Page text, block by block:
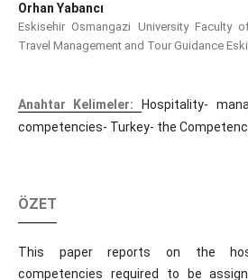
Orhan Yabancı
Eskisehir Osmangazi University Faculty
Travel Management and Tour Guidance
Anahtar Kelimeler:
Hospitality-
competencies- Turkey- the
ÖZET
This paper reports on the
competencies required to be